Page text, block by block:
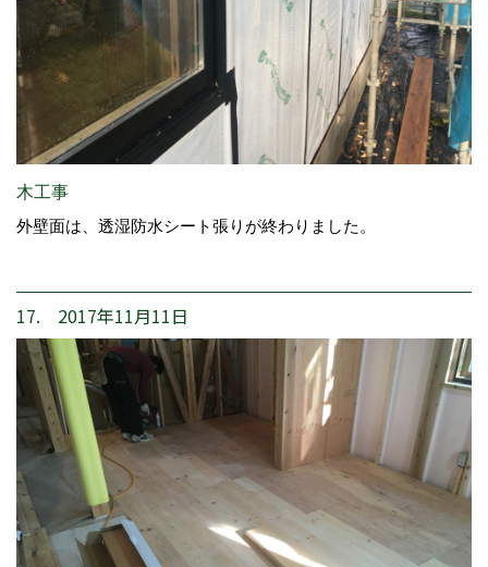
木工事
外壁面は、透湿防水シート張りが終わりました。
17. 2017年11月11日